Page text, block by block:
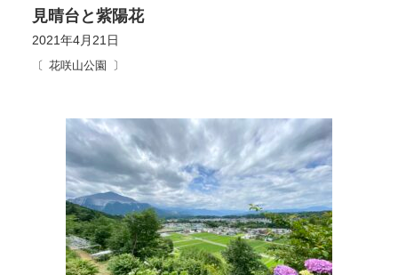
2021年4月21日
花咲山公園
見晴台と紫陽花